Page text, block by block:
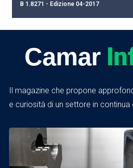
B 1.8271 - Edizione 04-2017
Camar
Il magazine che propone
e curiosità di un settore in continua